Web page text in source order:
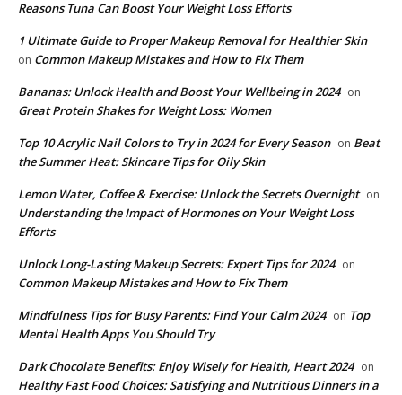
Reasons Tuna Can Boost Your Weight Loss Efforts
1 Ultimate Guide to Proper Makeup Removal for Healthier Skin
on Common Makeup Mistakes and How to Fix Them
Bananas: Unlock Health and Boost Your Wellbeing in 2024 on
Great Protein Shakes for Weight Loss: Women
Top 10 Acrylic Nail Colors to Try in 2024 for Every Season on Beat
the Summer Heat: Skincare Tips for Oily Skin
Lemon Water, Coffee & Exercise: Unlock the Secrets Overnight on
Understanding the Impact of Hormones on Your Weight Loss
Efforts
Unlock Long-Lasting Makeup Secrets: Expert Tips for 2024 on
Common Makeup Mistakes and How to Fix Them
Mindfulness Tips for Busy Parents: Find Your Calm 2024 on Top
Mental Health Apps You Should Try
Dark Chocolate Benefits: Enjoy Wisely for Health, Heart 2024 on
Healthy Fast Food Choices: Satisfying and Nutritious Dinners in a